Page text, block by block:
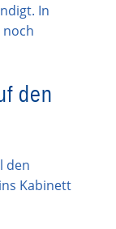
In
den
den
Kabinett